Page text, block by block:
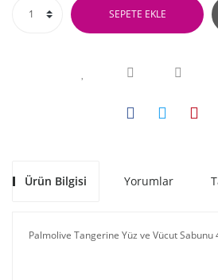
SEPETE EKLE
Ürün Bilgisi Yorumlar
Palmolive Tangerine Yüz ve Vücut Sabunu